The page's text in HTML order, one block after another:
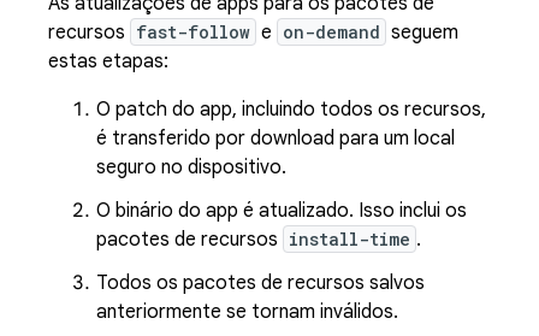
recursos fast-follow e on-demand seguem
estas etapas:
O patch do app, incluindo todos os recursos,
é transferido por download para um local
seguro no dispositivo.
O binário do app é atualizado. Isso inclui os
pacotes de recursos install-time .
Todos os pacotes de recursos salvos
anteriormente se tornam inválidos.